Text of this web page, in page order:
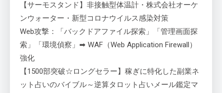
【サーモスタンド】非接触型体温計・株式会社オーケ
ンウォーター・新型コロナウイルス感染対策
Web攻撃：「バックドアファイル探索」「管理画面探
索」「環境偵察」➡ WAF（Web Application Firewall）
強化
【1500部突破☆ロングセラー】稼ぎに特化した副業ネ
ット占いのバイブル～逆算タロット占いメール鑑定マ